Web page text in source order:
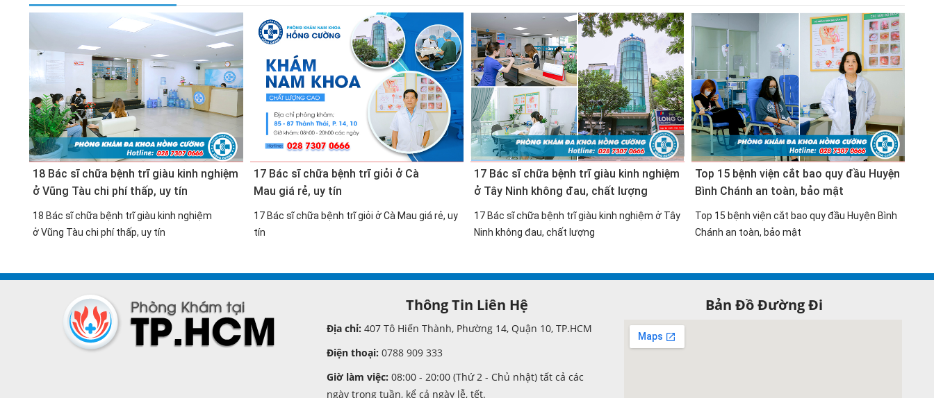
18 Bác sĩ chữa bệnh trĩ giàu kinh nghiệm
ở Vũng Tàu chi phí thấp, uy tín
18 Bác sĩ chữa bệnh trĩ giàu kinh nghiệm
ở Vũng Tàu chi phí thấp, uy tín
17 Bác sĩ chữa bệnh trĩ giỏi ở Cà
Mau giá rẻ, uy tín
17 Bác sĩ chữa bệnh trĩ giỏi ở Cà Mau giá rẻ, uy
tín
17 Bác sĩ chữa bệnh trĩ giàu kinh nghiệm
ở Tây Ninh không đau, chất lượng
17 Bác sĩ chữa bệnh trĩ giàu kinh nghiệm ở Tây
Ninh không đau, chất lượng
Top 15 bệnh viện cắt bao quy đầu Huyện
Bình Chánh an toàn, bảo mật
Top 15 bệnh viện cắt bao quy đầu Huyện Bình
Chánh an toàn, bảo mật
Thông Tin Liên Hệ
Địa chỉ: 407 Tô Hiến Thành, Phường 14, Quận 10, TP.HCM
Điện thoại: 0788 909 333
Giờ làm việc: 08:00 - 20:00 (Thứ 2 - Chủ nhật) tất cả các
ngày trong tuần, kể cả ngày lễ, tết.
Bản Đồ Đường Đi